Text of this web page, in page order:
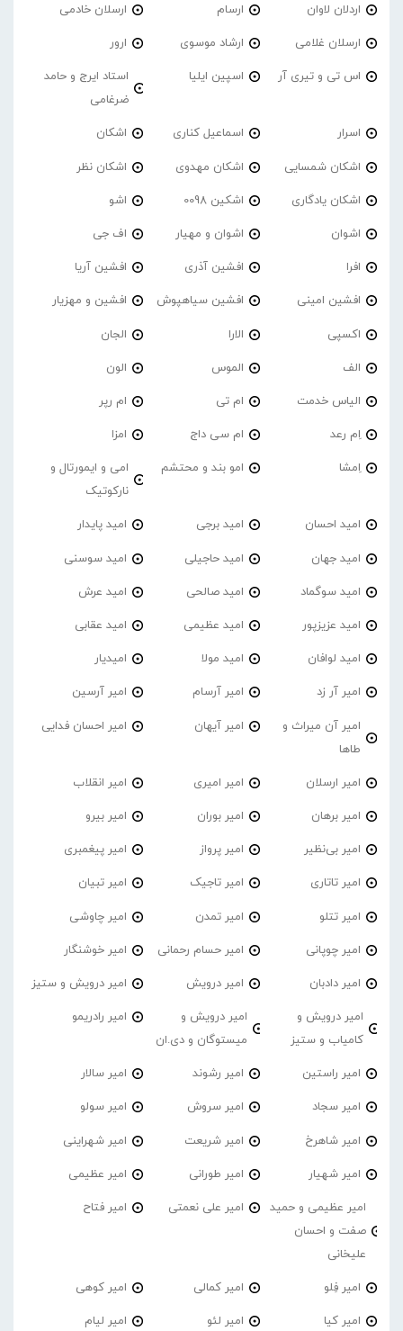
اردلان لاوان ارسام ارسلان خادمی
ارسلان غلامی ارشاد موسوی ارور
اس تی و تیری آر اسپین ایلیا
استاد ایرج و حامد
ضرغامی
اسرار اسماعیل کناری اشکان
اشکان شمسایی اشکان مهدوی اشکان نظر
اشکان یادگاری اشکین 0098 اشو
اشوان اشوان و مهیار اف جی
افرا افشین آذری افشین آریا
افشین امینی افشین سیاهپوش افشین و مهزیار
اکسپی الارا الجان
الف الموس الون
الیاس خدمت ام تی ام رپر
اِم رعد ام سی داج امزا
اِمشا امو بند و محتشم
امی و ایمورتال و
نارکوتیک
امید احسان امید برجی امید پایدار
امید جهان امید حاجیلی امید سوسنی
امید سوگماد امید صالحی امید عرش
امید عزیزپور امید عظیمی امید عقابی
امید لوافان امید مولا امیدیار
امیر آر زد امیر آرسام امیر آرسین
امیر آن میراث و
طاها
امیر آیهان امیر احسان فدایی
امیر ارسلان امیر امیری امیر انقلاب
امیر برهان امیر‌ بوران امیر بیرو
امیر بی‌نظیر امیر پرواز امیر پیغمبری
امیر تاتاری امیر تاجیک امیر تبیان
امیر تتلو امیر تمدن امیر چاوشی
امیر چوپانی امیر حسام رحمانی امیر خوشنگار
امیر دادبان امیر درویش امیر درویش و ستیز
امیر درویش و
کامیاب و ستیز
امیر درویش و
میستوگان و دی.ان
امیر رادریمو
امیر راستین امیر رشوند امیر سالار
امیر سجاد امیر سروش امیر سولو
امیر شاهرخ امیر شریعت امیر شهراینی
امیر شهیار امیر طورانی امیر عظیمی
امیر عظیمی و حمید
صفت و احسان
علیخانی
امیر علی نعمتی امیر فتاح
امیر فِلو امیر کمالی امیر کوهی
امیر کیا امیر لئو امیر لیام